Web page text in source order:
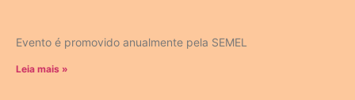
Evento é promovido anualmente pela SEMEL
Leia mais »